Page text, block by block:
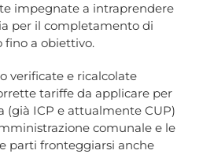
impegnate a intraprendere
per il completamento di
a obiettivo.
verificate e ricalcolate
tariffe da applicare per
(già ICP e attualmente CUP)
comunale e le
parti fronteggiarsi anche